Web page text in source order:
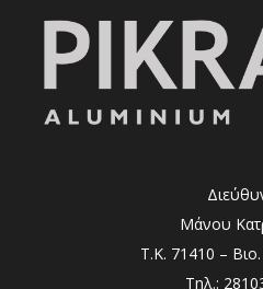
Μάνου
Τ.Κ. 71410 – Βιο.
Τηλ.: